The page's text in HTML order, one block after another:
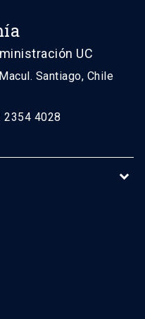
UC
Santiago, Chile
2354 4028